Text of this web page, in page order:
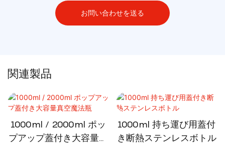
お問い合わせを送る
関連製品
1000ml / 2000ml ポッ
プアップ蓋付き大容量真
1000ml 持ち運び用蓋付
き断熱ステンレスボトル